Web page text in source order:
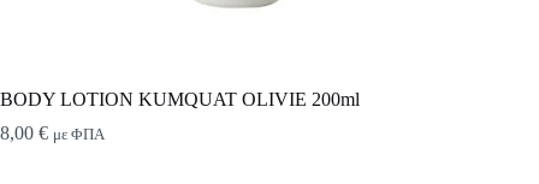
BODY LOTION KUMQUAT OLIVIE 200ml
8,00 € με ΦΠΑ